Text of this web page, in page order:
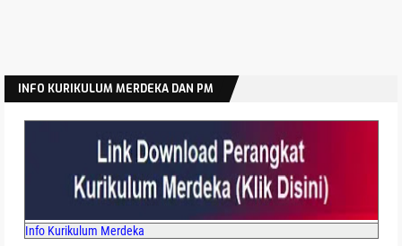
INFO KURIKULUM MERDEKA DAN PM
Info Kurikulum Merdeka